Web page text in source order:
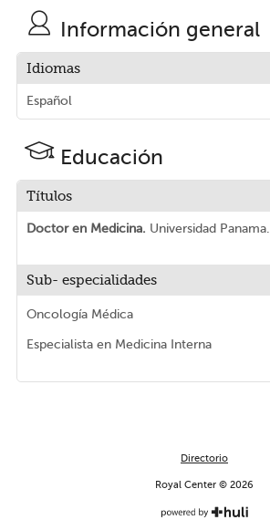
Información general
Idiomas
Español
Educación
Títulos
Doctor en Medicina. Universidad Panama.
Sub- especialidades
Oncología Médica
Especialista en Medicina Interna
Directorio
Royal Center © 2026